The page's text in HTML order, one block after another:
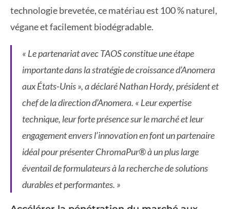
technologie brevetée, ce matériau est 100 % naturel,
végane et facilement biodégradable.
« Le partenariat avec TAOS constitue une étape
importante dans la stratégie de croissance d’Anomera
aux États-Unis », a déclaré Nathan Hordy, président et
chef de la direction d’Anomera. « Leur expertise
technique, leur forte présence sur le marché et leur
engagement envers l’innovation en font un partenaire
idéal pour présenter ChromaPur® à un plus large
éventail de formulateurs à la recherche de solutions
durables et performantes. »